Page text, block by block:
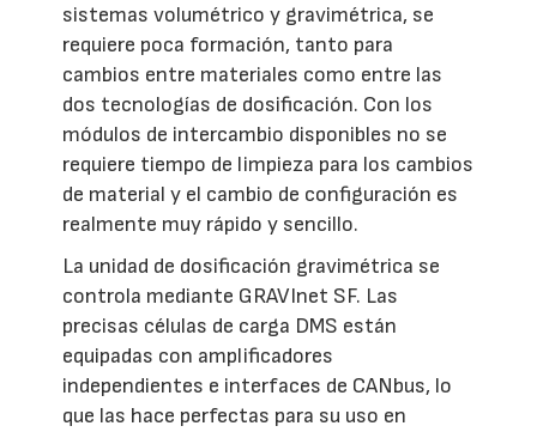
sistemas volumétrico y gravimétrica, se
requiere poca formación, tanto para
cambios entre materiales como entre las
dos tecnologías de dosificación. Con los
módulos de intercambio disponibles no se
requiere tiempo de limpieza para los cambios
de material y el cambio de configuración es
realmente muy rápido y sencillo.
La unidad de dosificación gravimétrica se
controla mediante GRAVInet SF. Las
precisas células de carga DMS están
equipadas con amplificadores
independientes e interfaces de CANbus, lo
que las hace perfectas para su uso en